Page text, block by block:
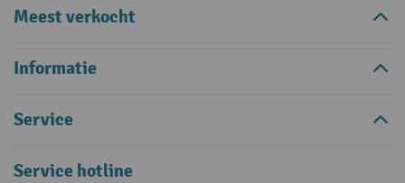
Meest verkocht
Informatie
Service
Service hotline